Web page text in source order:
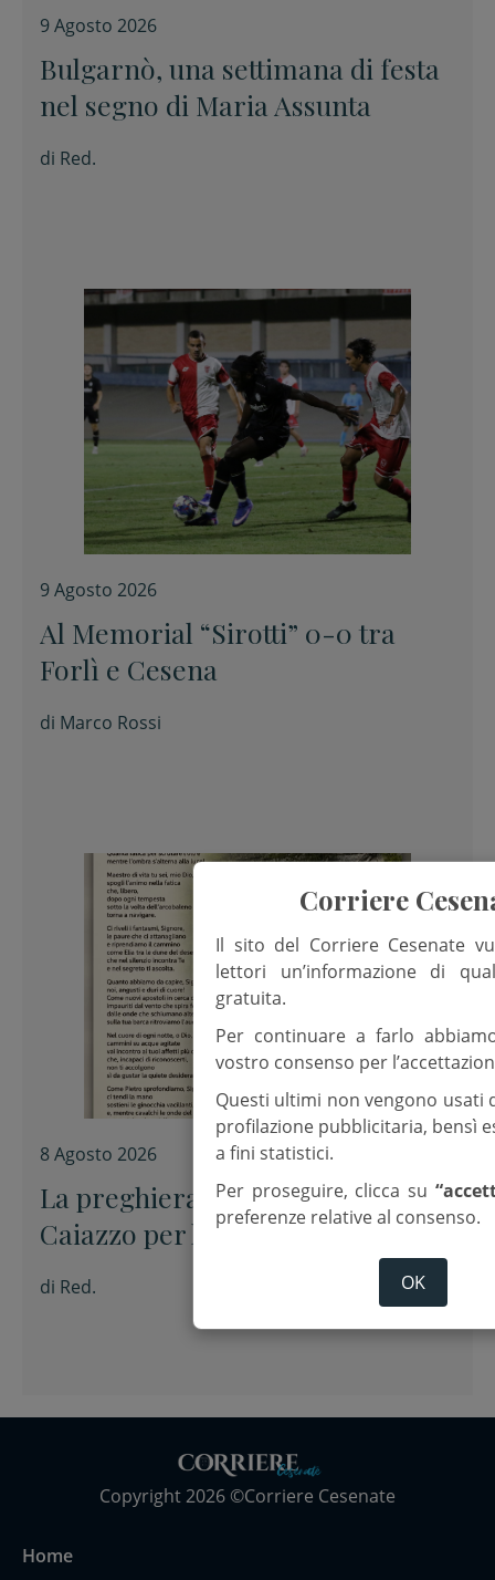
9 Agosto 2026
Bulgarnò, una settimana di festa
nel segno di Maria Assunta
di Red.
9 Agosto 2026
Al Memorial “Sirotti” 0-0 tra
Forlì e Cesena
di Marco Rossi
8 Agosto 2026
La preghiera dell’arcivescovo
Caiazzo per la XIX domenica del
Tempo ordinario
di Red.
Copyright 2026 ©Corriere Cesenate
Home
Corriere
Il sito del Corriere Cesenate
lettori un’informazione di
gratuita.
Per continuare a farlo
vostro consenso per
Questi ultimi non vengono usati
profilazione pubblicitaria, bensì
a fini statistici.
Per proseguire, clicca su
preferenze relative al consenso.
OK